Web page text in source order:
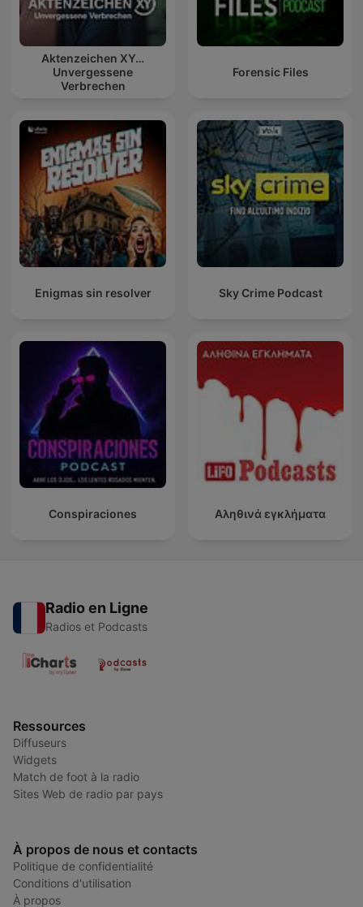
Aktenzeichen XY…
Unvergessene
Verbrechen
Forensic Files
Enigmas sin resolver Sky Crime Podcast
Conspiraciones Αληθινά εγκλήματα
Radio en Ligne
Radios et Podcasts
Ressources
Diffuseurs
Widgets
Match de foot à la radio
Sites Web de radio par pays
À propos de nous et contacts
Politique de confidentialité
Conditions d'utilisation
À propos